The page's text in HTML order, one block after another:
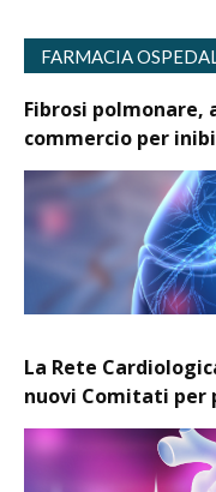
FARMACIA
Fibrosi polmonare,
commercio per
La Rete
nuovi Comitati